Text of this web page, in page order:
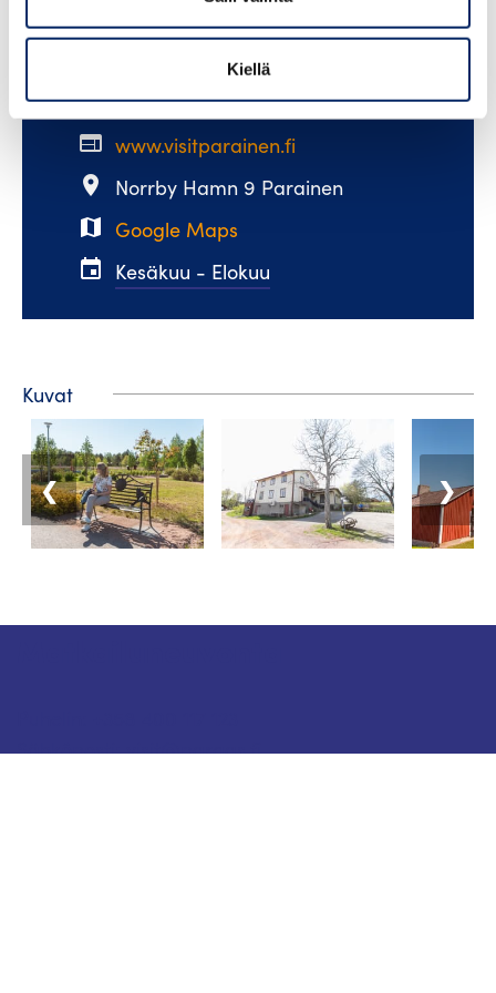
Kiellä
visit@pargas.fi
phone +358 400 117123
web www.visitparainen.fi
place
Norrby Hamn 9 Parainen
map Google Maps
event Kesäkuu - Elokuu
Kuvat
❮ ❯
Sähköposti: visit@pargas.fi